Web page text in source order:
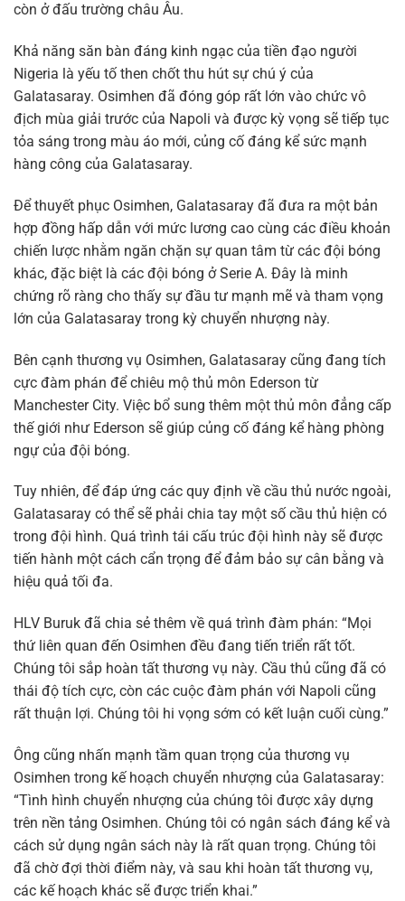
còn ở đấu trường châu Âu.
Khả năng săn bàn đáng kinh ngạc của tiền đạo người
Nigeria là yếu tố then chốt thu hút sự chú ý của
Galatasaray. Osimhen đã đóng góp rất lớn vào chức vô
địch mùa giải trước của Napoli và được kỳ vọng sẽ tiếp tục
tỏa sáng trong màu áo mới, củng cố đáng kể sức mạnh
hàng công của Galatasaray.
Để thuyết phục Osimhen, Galatasaray đã đưa ra một bản
hợp đồng hấp dẫn với mức lương cao cùng các điều khoản
chiến lược nhằm ngăn chặn sự quan tâm từ các đội bóng
khác, đặc biệt là các đội bóng ở Serie A. Đây là minh
chứng rõ ràng cho thấy sự đầu tư mạnh mẽ và tham vọng
lớn của Galatasaray trong kỳ chuyển nhượng này.
Bên cạnh thương vụ Osimhen, Galatasaray cũng đang tích
cực đàm phán để chiêu mộ thủ môn Ederson từ
Manchester City. Việc bổ sung thêm một thủ môn đẳng cấp
thế giới như Ederson sẽ giúp củng cố đáng kể hàng phòng
ngự của đội bóng.
Tuy nhiên, để đáp ứng các quy định về cầu thủ nước ngoài,
Galatasaray có thể sẽ phải chia tay một số cầu thủ hiện có
trong đội hình. Quá trình tái cấu trúc đội hình này sẽ được
tiến hành một cách cẩn trọng để đảm bảo sự cân bằng và
hiệu quả tối đa.
HLV Buruk đã chia sẻ thêm về quá trình đàm phán: “Mọi
thứ liên quan đến Osimhen đều đang tiến triển rất tốt.
Chúng tôi sắp hoàn tất thương vụ này. Cầu thủ cũng đã có
thái độ tích cực, còn các cuộc đàm phán với Napoli cũng
rất thuận lợi. Chúng tôi hi vọng sớm có kết luận cuối cùng.”
Ông cũng nhấn mạnh tầm quan trọng của thương vụ
Osimhen trong kế hoạch chuyển nhượng của Galatasaray:
“Tình hình chuyển nhượng của chúng tôi được xây dựng
trên nền tảng Osimhen. Chúng tôi có ngân sách đáng kể và
cách sử dụng ngân sách này là rất quan trọng. Chúng tôi
đã chờ đợi thời điểm này, và sau khi hoàn tất thương vụ,
các kế hoạch khác sẽ được triển khai.”